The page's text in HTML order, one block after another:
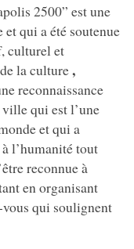
2500” est une
qui a été soutenue
culturel et
la culture,
reconnaissance
qui est l’une
et qui a
l’humanité tout
reconnue à
en organisant
vous qui soulignent